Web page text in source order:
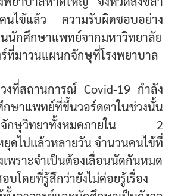
นไข้แล้ว ความรับผิดชอบอย่าง
นักศึกษาแพทย์จากมหาวิทยาลัย
ที่มาวนแผนกจักษุที่โรงพยาบาล
ที่สถานการณ์ Covid-19 กำลัง
ษาแพทย์ที่ขึ้นวอร์ดตาในช่วงนั้น
าจักษุวิทยาทั้งหมดภายใน 2
ดไปแล้วหลายวัน จำนวนคนไข้ที่
เพราะจำเป็นต้องเลื่อนนัดกันหมด
โดยที่รู้สึกว่ายังไม่ค่อยรู้เรื่อง